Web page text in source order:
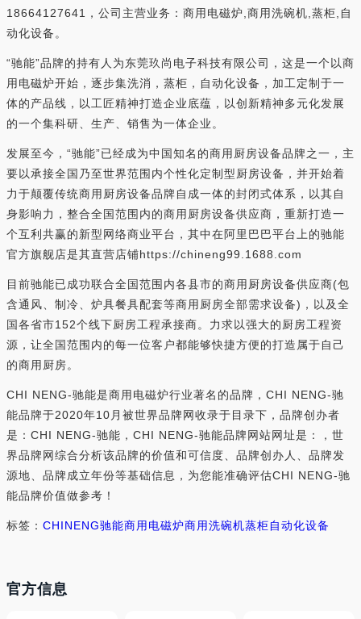
18664127641，公司主营业务：商用电磁炉,商用洗碗机,蒸柜,自
动化设备。
“驰能”品牌的持有人为东莞玖尚电子科技有限公司，这是一个以商
用电磁炉开始，逐步集洗消，蒸柜，自动化设备，加工定制于一
体的产品线，以工匠精神打造企业底蕴，以创新精神多元化发展
的一个集科研、生产、销售为一体企业。
发展至今，“驰能”已经成为中国知名的商用厨房设备品牌之一，主
要以承接全国乃至世界范围内个性化定制型厨房设备，并开始着
力于颠覆传统商用厨房设备品牌自成一体的封闭式体系，以其自
身影响力，整合全国范围内的商用厨房设备供应商，重新打造一
个互利共赢的新型网络商业平台，其中在阿里巴巴平台上的驰能
官方旗舰店是其直营店铺https://chineng99.1688.com
目前驰能已成功联合全国范围内各县市的商用厨房设备供应商(包
含通风、制冷、炉具餐具配套等商用厨房全部需求设备)，以及全
国各省市152个线下厨房工程承接商。力求以强大的厨房工程资
源，让全国范围内的每一位客户都能够快捷方便的打造属于自己
的商用厨房。
CHI NENG-驰能是商用电磁炉行业著名的品牌，CHI NENG-驰
能品牌于2020年10月被世界品牌网收录于目录下，品牌创办者
是：CHI NENG-驰能，CHI NENG-驰能品牌网站网址是：，世
界品牌网综合分析该品牌的价值和可信度、品牌创办人、品牌发
源地、品牌成立年份等基础信息，为您能准确评估CHI NENG-驰
能品牌价值做参考！
标签： CHINENG驰能商用电磁炉商用洗碗机蒸柜自动化设备
官方信息